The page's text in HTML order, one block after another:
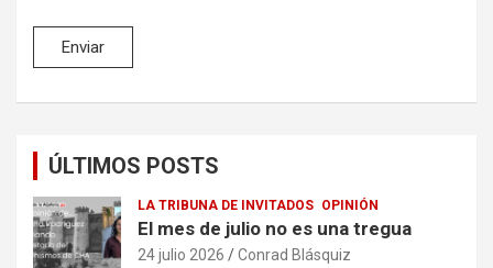
ÚLTIMOS POSTS
LA TRIBUNA DE INVITADOS OPINIÓN
El mes de julio no es una tregua
24 julio 2026 Conrad Blásquiz